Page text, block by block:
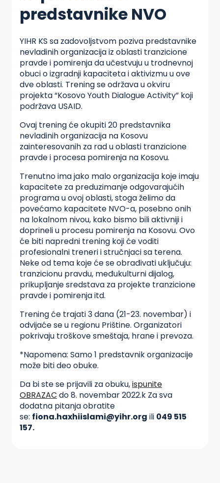
predstavnike NVO
YIHR KS sa zadovoljstvom poziva predstavnike
nevladinih organizacija iz oblasti tranzicione
pravde i pomirenja da učestvuju u trodnevnoj
obuci o izgradnji kapaciteta i aktivizmu u ove
dve oblasti. Trening se održava u okviru
projekta “Kosovo Youth Dialogue Activity” koji
podržava USAID.
Ovaj trening će okupiti 20 predstavnika
nevladinih organizacija na Kosovu
zainteresovanih za rad u oblasti tranzicione
pravde i procesa pomirenja na Kosovu.
Trenutno ima jako malo organizacija koje imaju
kapacitete za preduzimanje odgovarajućih
programa u ovoj oblasti, stoga želimo da
povećamo kapacitete NVO-a, posebno onih
na lokalnom nivou, kako bismo bili aktivniji i
doprineli u procesu pomirenja na Kosovu. Ovo
će biti napredni trening koji će voditi
profesionalni treneri i stručnjaci sa terena.
Neke od tema koje će se obrađivati uključuju:
tranzicionu pravdu, međukulturni dijalog,
prikupljanje sredstava za projekte tranzicione
pravde i pomirenja itd.
Trening će trajati 3 dana (21-23. novembar) i
odvijaće se u regionu Prištine. Organizatori
pokrivaju troškove smeštaja, hrane i prevoza.
*Napomena: Samo 1 predstavnik organizacije
može biti deo obuke.
Da bi ste se prijavili za obuku,ispunite
OBRAZAC do 8. novembar 2022.k Za sva
dodatna pitanja obratite
se: fiona.haxhiislami@yihr.org ili 049 515
157.